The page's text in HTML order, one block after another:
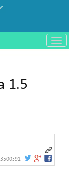
باز
و
1.5
3500391